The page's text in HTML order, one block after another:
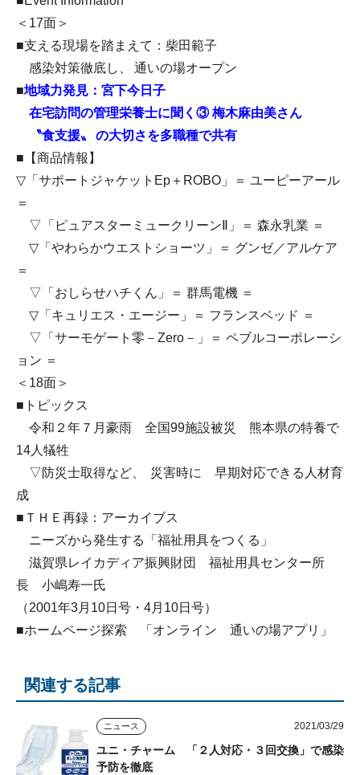
＜17面＞
■支える現場を踏まえて：柴田範子
感染対策徹底し、 通いの場オープン
■地域力発見：宮下今日子
在宅訪問の管理栄養士に聞く③ 梅木麻由美さん
〝食支援〟 の大切さを多職種で共有
■【商品情報】
▽「サポートジャケットEp＋ROBO」＝ ユーピーアール
＝
▽「ピュアスターミュークリーンⅡ」＝ 森永乳業 ＝
▽「やわらかウエストショーツ」＝ グンゼ／アルケア
＝
▽「おしらせハチくん」＝ 群馬電機 ＝
▽「キュリエス・エージー」＝ フランスベッド ＝
▽「サーモゲート零－Zero－」＝ ペブルコーポレーシ
ョン ＝
＜18面＞
■トピックス
令和２年７月豪雨 全国99施設被災 熊本県の特養で
14人犠牲
▽防災士取得など、 災害時に 早期対応できる人材育
成
■ＴＨＥ再録：アーカイブス
ニーズから発生する「福祉用具をつくる」
滋賀県レイカディア振興財団 福祉用具センター所
長 小嶋寿一氏
（2001年3月10日号・4月10日号）
■ホームページ探索 「オンライン 通いの場アプリ」
関連する記事
ニュース 2021/03/29
ユニ・チャーム 「２人対応・３回交換」で感染
予防を徹底